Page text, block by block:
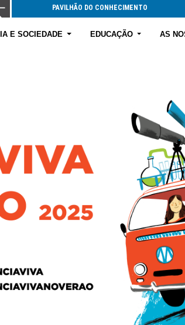
PAVILHÃO DO CONHECIMENTO
E SOCIEDADE EDUCAÇÃO AS